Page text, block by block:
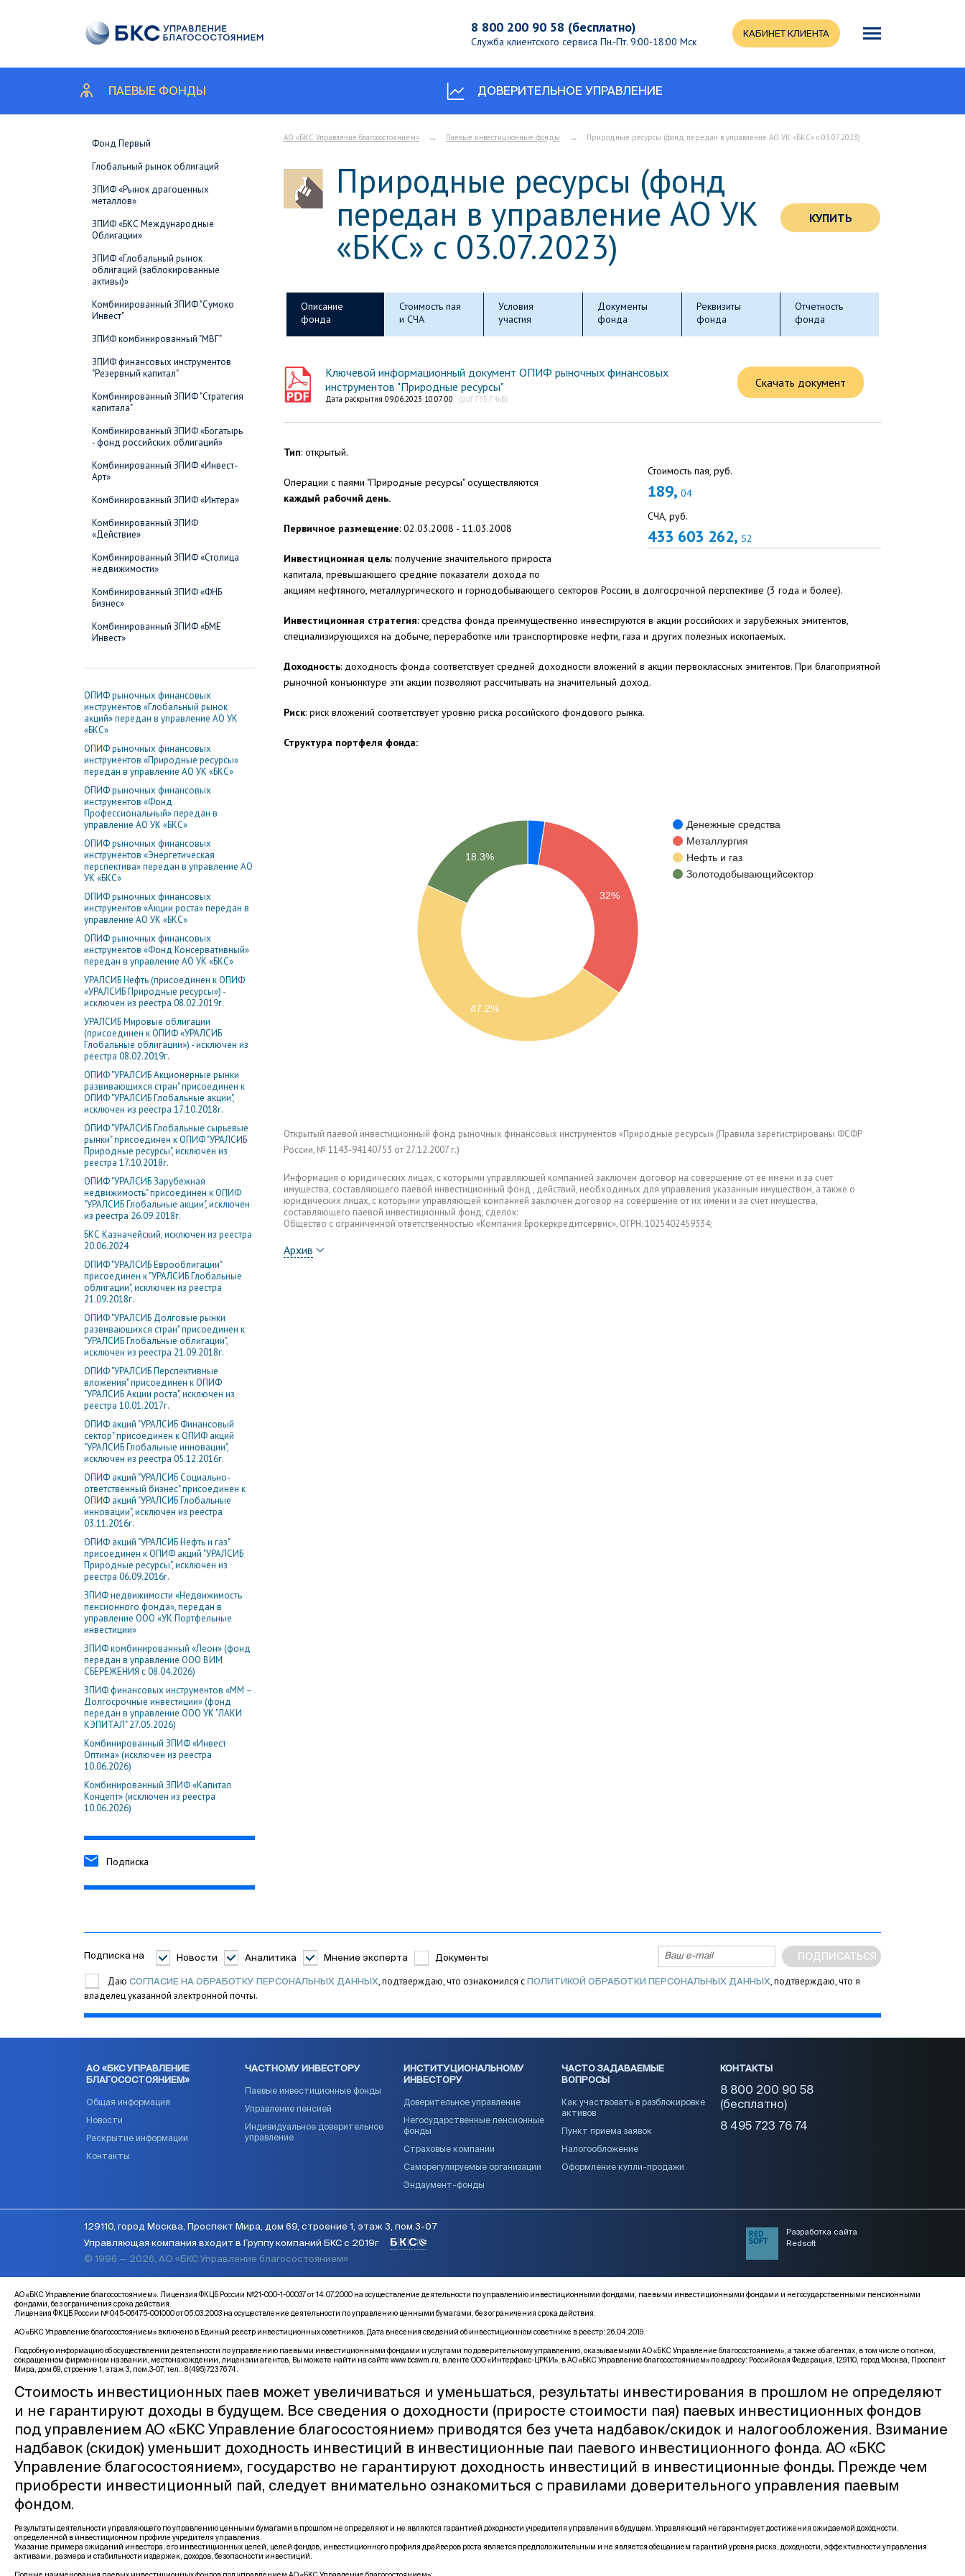
8 800 200 90 58 (бесплатно)
Служба клиентского сервиса Пн.-Пт. 9:00-18:00 Мск
КАБИНЕТ КЛИЕНТА
ПАЕВЫЕ ФОНДЫ ДОВЕРИТЕЛЬНОЕ УПРАВЛЕНИЕ
Фонд Первый
Глобальный рынок облигаций
ЗПИФ «Рынок драгоценных
металлов»
ЗПИФ «БКС Международные
Облигации»
ЗПИФ «Глобальный рынок
облигаций (заблокированные
активы)»
Комбинированный ЗПИФ "Сумоко
Инвест"
ЗПИФ комбинированный "МВГ"
ЗПИФ финансовых инструментов
"Резервный капитал"
Комбинированный ЗПИФ "Стратегия
капитала"
Комбинированный ЗПИФ «Богатырь
- фонд российских облигаций»
Комбинированный ЗПИФ «Инвест-
Арт»
Комбинированный ЗПИФ «Интера»
Комбинированный ЗПИФ
«Действие»
Комбинированный ЗПИФ «Столица
недвижимости»
Комбинированный ЗПИФ «ФНБ
Бизнес»
Комбинированный ЗПИФ «БМЕ
Инвест»
ОПИФ рыночных финансовых
инструментов «Глобальный рынок
акций» передан в управление АО УК
«БКС»
ОПИФ рыночных финансовых
инструментов «Природные ресурсы»
передан в управление АО УК «БКС»
ОПИФ рыночных финансовых
инструментов «Фонд
Профессиональный» передан в
управление АО УК «БКС»
ОПИФ рыночных финансовых
инструментов «Энергетическая
перспектива» передан в управление АО
УК «БКС»
ОПИФ рыночных финансовых
инструментов «Акции роста» передан в
управление АО УК «БКС»
ОПИФ рыночных финансовых
инструментов «Фонд Консервативный»
передан в управление АО УК «БКС»
УРАЛСИБ Нефть (присоединен к ОПИФ
«УРАЛСИБ Природные ресурсы») -
исключен из реестра 08.02.2019г.
УРАЛСИБ Мировые облигации
(присоединен к ОПИФ «УРАЛСИБ
Глобальные облигации») - исключен из
реестра 08.02.2019г.
ОПИФ "УРАЛСИБ Акционерные рынки
развивающихся стран" присоединен к
ОПИФ "УРАЛСИБ Глобальные акции",
исключен из реестра 17.10.2018г.
ОПИФ "УРАЛСИБ Глобальные сырьевые
рынки" присоединен к ОПИФ "УРАЛСИБ
Природные ресурсы", исключен из
реестра 17.10.2018г.
ОПИФ "УРАЛСИБ Зарубежная
недвижимость" присоединен к ОПИФ
"УРАЛСИБ Глобальные акции", исключен
из реестра 26.09.2018г.
БКС Казначейский, исключен из реестра
20.06.2024
ОПИФ "УРАЛСИБ Еврооблигации"
присоединен к "УРАЛСИБ Глобальные
облигации", исключен из реестра
21.09.2018г.
ОПИФ "УРАЛСИБ Долговые рынки
развивающихся стран" присоединен к
"УРАЛСИБ Глобальные облигации",
исключен из реестра 21.09.2018г.
ОПИФ "УРАЛСИБ Перcпективные
вложения" присоединен к ОПИФ
"УРАЛСИБ Акции роста", исключен из
реестра 10.01.2017г.
ОПИФ акций "УРАЛСИБ Финансовый
сектор" присоединен к ОПИФ акций
"УРАЛСИБ Глобальные инновации",
исключен из реестра 05.12.2016г.
ОПИФ акций "УРАЛСИБ Социально-
ответственный бизнес" присоединен к
ОПИФ акций "УРАЛСИБ Глобальные
инновации", исключен из реестра
03.11.2016г.
ОПИФ акций "УРАЛСИБ Нефть и газ"
присоединен к ОПИФ акций "УРАЛСИБ
Природные ресурсы", исключен из
реестра 06.09.2016г.
ЗПИФ недвижимости «Недвижимость
пенсионного фонда», передан в
управление ООО «УК Портфельные
инвестиции»
ЗПИФ комбинированный «Леон» (фонд
передан в управление ООО ВИМ
СБЕРЕЖЕНИЯ с 08.04.2026)
ЗПИФ финансовых инструментов «ММ –
Долгосрочные инвестиции» (фонд
передан в управление ООО УК "ЛАКИ
КЭПИТАЛ" 27.05.2026)
Комбинированный ЗПИФ «Инвест
Оптима» (исключен из реестра
10.06.2026)
Комбинированный ЗПИФ «Капитал
Концепт» (исключен из реестра
10.06.2026)
Подписка
АО «БКС Управление благосостоянием» → Паевые инвестиционные фонды → Природные ресурсы (фонд передан в управление АО УК «БКС» с 03.07.2023)
Природные ресурсы (фонд
передан в управление АО УК
«БКС» с 03.07.2023)
КУПИТЬ
Описание
фонда
Стоимость пая
и СЧА
Условия
участия
Документы
фонда
Реквизиты
фонда
Отчетность
фонда
Ключевой информационный документ ОПИФ рыночных финансовых
инструментов "Природные ресурсы"
Дата раскрытия 09.06.2023 10:07:00 (pdf 735.74кБ)
Скачать документ
Стоимость пая, руб.
189,04
СЧА, руб.
433 603 262, 52
Тип: открытый.
Операции с паями "Природные ресурсы" осуществляются
каждый рабочий день.
Первичное размещение: 02.03.2008 - 11.03.2008
Инвестиционная цель: получение значительного прироста
капитала, превышающего средние показатели дохода по
акциям нефтяного, металлургического и горнодобывающего секторов России, в долгосрочной перспективе (3 года и более).
Инвестиционная стратегия: средства фонда преимущественно инвестируются в акции российских и зарубежных эмитентов,
специализирующихся на добыче, переработке или транспортировке нефти, газа и других полезных ископаемых.
Доходность: доходность фонда соответствует средней доходности вложений в акции первоклассных эмитентов. При благоприятной
рыночной конъюнктуре эти акции позволяют рассчитывать на значительный доход.
Риск: риск вложений соответствует уровню риска российского фондового рынка.
Структура портфеля фонда:
Денежные средства
Металлургия
Нефть и газ
Золотодобывающийсектор
32%
18.3%
47.2%
Открытый паевой инвестиционный фонд рыночных финансовых инструментов «Природные ресурсы» (Правила зарегистрированы ФСФР
России, № 1143-94140753 от 27.12.2007 г.)
Информация о юридических лицах, с которыми управляющей компанией заключен договор на совершение от ее имени и за счет
имущества, составляющего паевой инвестиционный фонд , действий, необходимых для управления указанным имуществом, а также о
юридических лицах, с которыми управляющей компанией заключен договор на совершение от их имени и за счет имущества,
составляющего паевой инвестиционный фонд, сделок:
Общество с ограниченной ответственностью «Компания Брокеркредитсервис», ОГРН: 1025402459334;
Архив
Подписка на Новости Аналитика Мнение эксперта Документы ПОДПИСАТЬСЯ
Даю СОГЛАСИЕ НА ОБРАБОТКУ ПЕРСОНАЛЬНЫХ ДАННЫХ, подтверждаю, что ознакомился с ПОЛИТИКОЙ ОБРАБОТКИ ПЕРСОНАЛЬНЫХ ДАННЫХ, подтверждаю, что я
владелец указанной электронной почты.
АО «БКС УПРАВЛЕНИЕ
БЛАГОСОСТОЯНИЕМ»
Общая информация
Новости
Раскрытие информации
Контакты
ЧАСТНОМУ ИНВЕСТОРУ
Паевые инвестиционные фонды
Управление пенсией
Индивидуальное доверительное
управление
ИНСТИТУЦИОНАЛЬНОМУ
ИНВЕСТОРУ
Доверительное управление
Негосударственные пенсионные
фонды
Страховые компании
Саморегулируемые организации
Эндаумент-фонды
ЧАСТО ЗАДАВАЕМЫЕ
ВОПРОСЫ
Как участвовать в разблокировке
активов
Пункт приема заявок
Налогообложение
Оформление купли-продажи
КОНТАКТЫ
8 800 200 90 58
(бесплатно)
8 495 723 76 74
129110, город Москва, Проспект Мира, дом 69, строение 1, этаж 3, пом.3-07
Управляющая компания входит в Группу компаний БКС с 2019г
© 1996 — 2026, АО «БКС Управление благосостоянием»
Разработка сайта
Redsoft
АО «БКС Управление благосостоянием». Лицензия ФКЦБ России №21-000-1-00037 от 14.07.2000 на осуществление деятельности по управлению инвестиционными фондами, паевыми инвестиционными фондами и негосударственными пенсионными
фондами, без ограничения срока действия.
Лицензия ФКЦБ России № 045-06475-001000 от 05.03.2003 на осуществление деятельности по управлению ценными бумагами, без ограничения срока действия.
АО «БКС Управление благосостоянием» включено в Единый реестр инвестиционных советников. Дата внесения сведений об инвестиционном советнике в реестр: 26.04.2019.
Подробную информацию об осуществлении деятельности по управлению паевыми инвестиционными фондами и услугами по доверительному управлению, оказываемыми АО «БКС Управление благосостоянием», а также об агентах, в том числе о полном,
сокращенном фирменном названии, местонахождении, лицензии агентов, Вы можете найти на сайте www.bcswm.ru , в ленте ООО «Интерфакс-ЦРКИ», в АО «БКС Управление благосостоянием» по адресу: Российская Федерация, 129110, город Москва, Проспект
Мира, дом 69, строение 1, этаж 3, пом.3-07, тел.: 8 (495) 723 76 74.
Стоимость инвестиционных паев может увеличиваться и уменьшаться, результаты инвестирования в прошлом не определяют
и не гарантируют доходы в будущем. Все сведения о доходности (приросте стоимости пая) паевых инвестиционных фондов
под управлением АО «БКС Управление благосостоянием» приводятся без учета надбавок/скидок и налогообложения. Взимание
надбавок (скидок) уменьшит доходность инвестиций в инвестиционные паи паевого инвестиционного фонда. АО «БКС
Управление благосостоянием», государство не гарантируют доходность инвестиций в инвестиционные фонды. Прежде чем
приобрести инвестиционный пай, следует внимательно ознакомиться с правилами доверительного управления паевым
фондом.
Результаты деятельности управляющего по управлению ценными бумагами в прошлом не определяют и не являются гарантией доходности учредителя управления в будущем. Управляющий не гарантирует достижения ожидаемой доходности,
определенной в инвестиционном профиле учредителя управления.
Указание примера ожиданий инвестора, его инвестиционных целей, целей фондов, инвестиционного профиля драйверов роста является предположительным и не является обещанием гарантий уровня риска, доходности, эффективности управления
активами, размера и стабильности издержек, доходов, безопасности инвестиций.